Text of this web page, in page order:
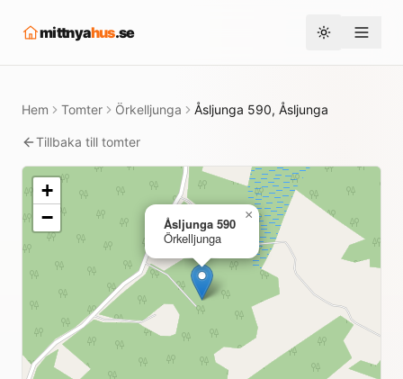
mittnyahus.se Toggle theme
Hem Tomter Örkelljunga Åsljunga 590, Åsljunga
Tillbaka till tomter
Åsljunga 590
Örkelljunga
×
+
−